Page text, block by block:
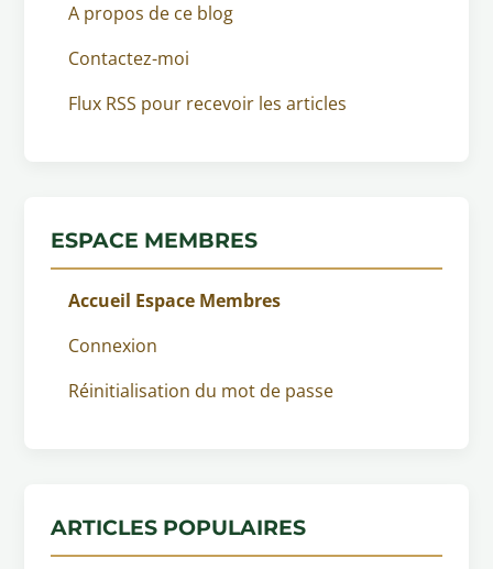
A propos de ce blog
Contactez-moi
Flux RSS pour recevoir les articles
ESPACE MEMBRES
Accueil Espace Membres
Connexion
Réinitialisation du mot de passe
ARTICLES POPULAIRES